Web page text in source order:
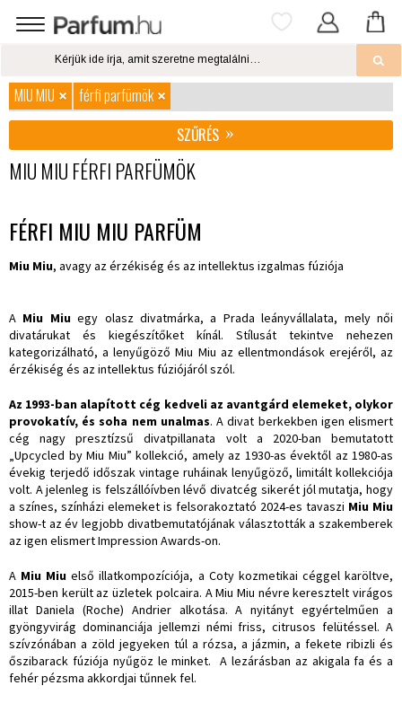
MIU MIU
férfi parfümök
SZŰRÉS
MIU MIU FÉRFI PARFÜMÖK
FÉRFI MIU MIU PARFÜM
Miu Miu, avagy az érzékiség és az intellektus izgalmas fúziója
A Miu Miuegy olasz divatmárka, a Prada leányvállalata, mely női
divatárukat és kiegészítőket kínál. Stílusát tekintve nehezen
kategorizálható, a lenyűgöző Miu Miu az ellentmondások erejéről, az
érzékiség és az intellektus fúziójáról szól.
Az 1993-ban alapított cég kedveli az avantgárd elemeket, olykor
provokatív, és soha nem unalmas. A divat berkekben igen elismert
cég nagy presztízsű divatpillanata volt a 2020-ban bemutatott
„Upcycled by Miu Miu” kollekció, amely az 1930-as évektől az 1980-as
évekig terjedő időszak vintage ruháinak lenyűgöző, limitált kollekciója
volt. A jelenleg is felszállóívben lévő divatcég sikerét jól mutatja, hogy
a színes, színházi elemeket is felsorakoztató 2024-es tavaszi Miu Miu
show-t az év legjobb divatbemutatójának választották a szakemberek
az igen elismert Impression Awards-on.
A Miu Miu első illatkompozíciója, a Coty kozmetikai céggel karöltve,
2015-ben került az üzletek polcaira. A Miu Miu névre keresztelt virágos
illat Daniela (Roche) Andrier alkotása. A nyitányt egyértelműen a
gyöngyvirág dominanciája jellemzi némi friss, citrusos felütéssel. A
szívzónában a zöld jegyeken túl a rózsa, a jázmin, a fekete ribizli és
őszibarack fúziója nyűgöz le minket. A lezárásban az akigala fa és a
fehér pézsma akkordjai tűnnek fel.